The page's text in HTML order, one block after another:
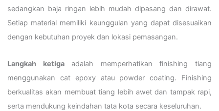
sedangkan baja ringan lebih mudah dipasang dan dirawat.
Setiap material memiliki keunggulan yang dapat disesuaikan
dengan kebutuhan proyek dan lokasi pemasangan.
Langkah ketigaadalah memperhatikan finishing tiang
menggunakan cat epoxy atau powder coating. Finishing
berkualitas akan membuat tiang lebih awet dan tampak rapi,
serta mendukung keindahan tata kota secara keseluruhan.